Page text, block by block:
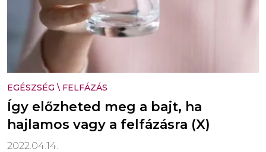
EGÉSZSÉG \ FELFÁZÁS
Így előzheted meg a bajt, ha
hajlamos vagy a felfázásra (X)
2022.04.14.